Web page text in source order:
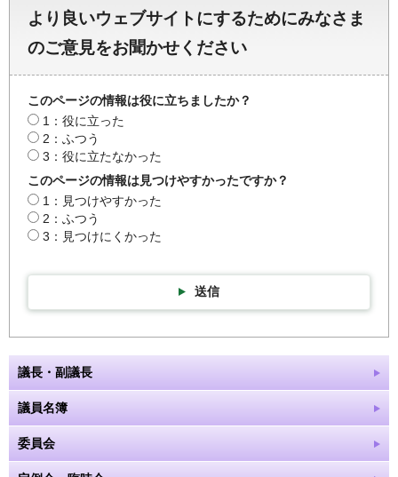
より良いウェブサイトにするためにみなさま
のご意見をお聞かせください
このページの情報は役に立ちましたか？
1：役に立った
2：ふつう
3：役に立たなかった
このページの情報は見つけやすかったですか？
1：見つけやすかった
2：ふつう
3：見つけにくかった
送信
議長・副議長
議員名簿
委員会